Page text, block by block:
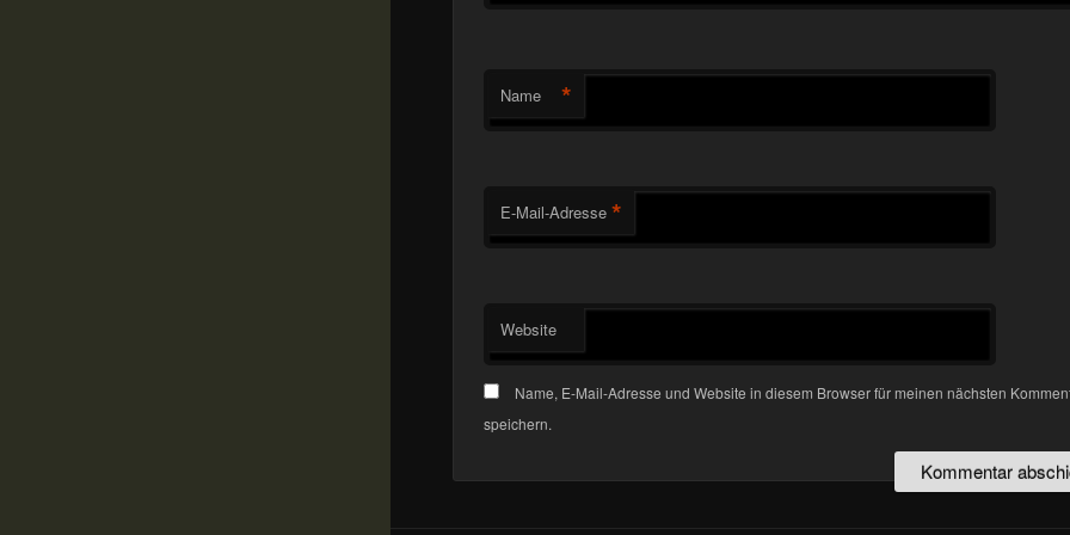
Name *
E-Mail-Adresse *
Website
Name, E-Mail-Adresse und Website in diesem Browser für meinen nächsten
speichern.